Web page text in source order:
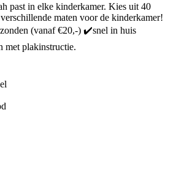
past in elke kinderkamer. Kies uit 40
maten voor de kinderkamer!
(vanaf €20,-) ✔️snel in huis
met plakinstructie.